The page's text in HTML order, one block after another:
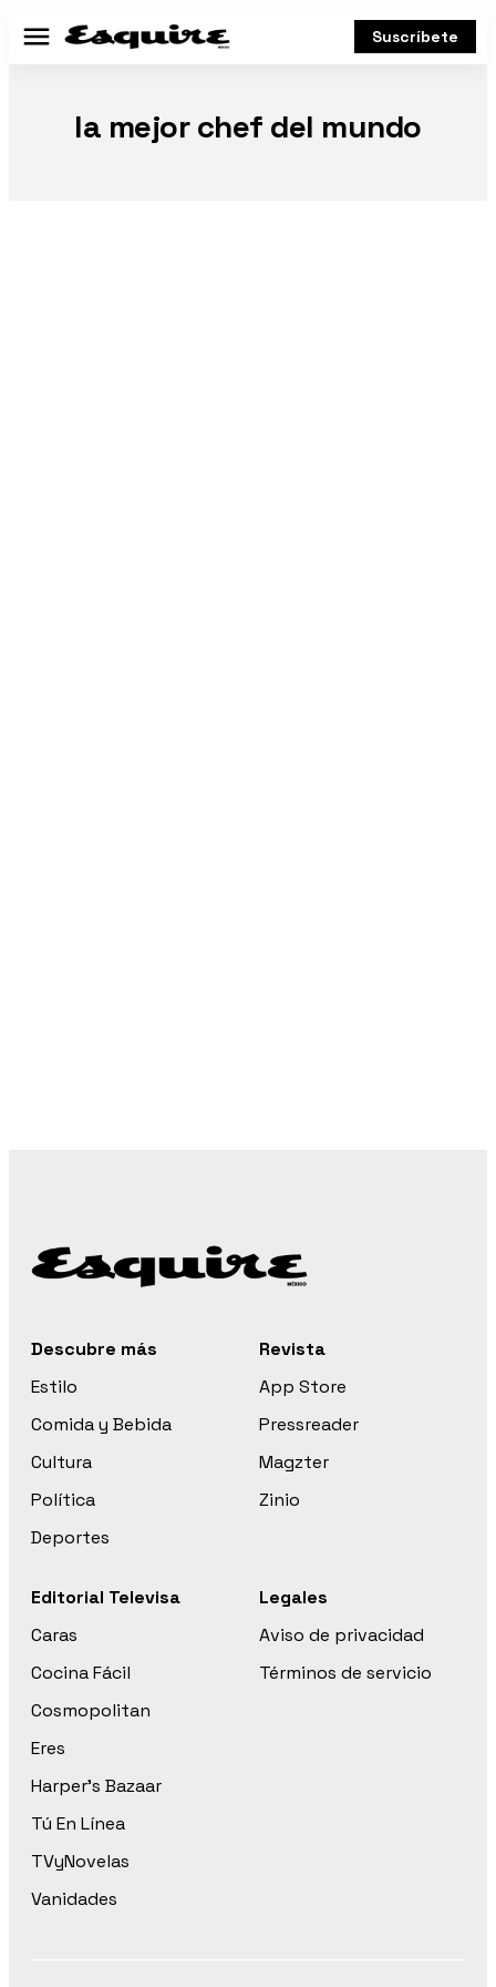
Menú Suscríbete
la mejor chef del mundo
Descubre más
Estilo
Comida y Bebida
Cultura
Política
Deportes
Revista
App Store
Pressreader
Magzter
Zinio
Editorial Televisa
Caras
Cocina Fácil
Cosmopolitan
Eres
Harper’s Bazaar
Tú En Línea
TVyNovelas
Vanidades
Legales
Aviso de privacidad
Términos de servicio